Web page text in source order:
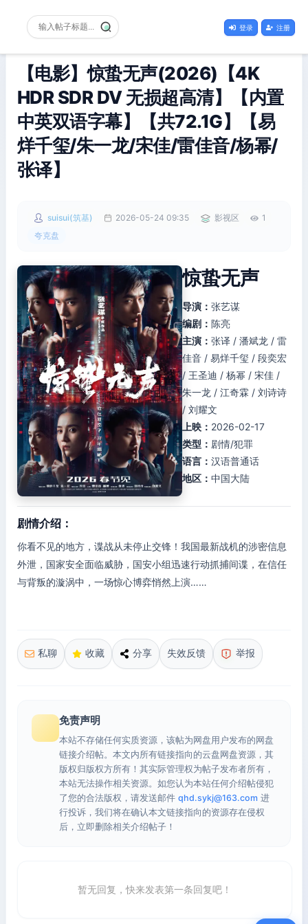
登录 注册
【电影】惊蛰无声(2026)【4K
HDR SDR DV 无损超高清】【内置
中英双语字幕】【共72.1G】【易
烊千玺/朱一龙/宋佳/雷佳音/杨幂/
张译】
suisui(筑基) 2026-05-24 09:35 影视区
1
夸克盘
惊蛰无声
导演： 张艺谋
编剧： 陈亮
主演： 张译 / 潘斌龙 / 雷
佳音 / 易烊千玺 / 段奕宏
/ 王圣迪 / 杨幂 / 宋佳 /
朱一龙 / 江奇霖 / 刘诗诗
/ 刘耀文
上映： 2026-02-17
类型： 剧情/犯罪
语言： 汉语普通话
地区： 中国大陆
剧情介绍：
你看不见的地方，谍战从未停止交锋！我国最新战机的涉密信息
外泄，国家安全面临威胁，国安小组迅速行动抓捕间谍，在信任
与背叛的漩涡中，一场惊心博弈悄然上演……
私聊 收藏 分享 失效反馈 举报
免责声明
本站不存储任何实质资源，该帖为网盘用户发布的网盘
链接介绍帖。本文内所有链接指向的云盘网盘资源，其
版权归版权方所有！其实际管理权为帖子发布者所有，
本站无法操作相关资源。如您认为本站任何介绍帖侵犯
了您的合法版权，请发送邮件 qhd.sykj@163.com 进
行投诉，我们将在确认本文链接指向的资源存在侵权
后，立即删除相关介绍帖子！
暂无回复，快来发表第一条回复吧！